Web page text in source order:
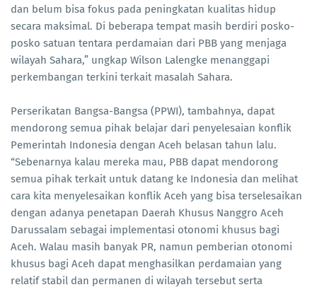
dan belum bisa fokus pada peningkatan kualitas hidup
secara maksimal. Di beberapa tempat masih berdiri posko-
posko satuan tentara perdamaian dari PBB yang menjaga
wilayah Sahara,” ungkap Wilson Lalengke menanggapi
perkembangan terkini terkait masalah Sahara.
Perserikatan Bangsa-Bangsa (PPWI), tambahnya, dapat
mendorong semua pihak belajar dari penyelesaian konflik
Pemerintah Indonesia dengan Aceh belasan tahun lalu.
“Sebenarnya kalau mereka mau, PBB dapat mendorong
semua pihak terkait untuk datang ke Indonesia dan melihat
cara kita menyelesaikan konflik Aceh yang bisa terselesaikan
dengan adanya penetapan Daerah Khusus Nanggro Aceh
Darussalam sebagai implementasi otonomi khusus bagi
Aceh. Walau masih banyak PR, namun pemberian otonomi
khusus bagi Aceh dapat menghasilkan perdamaian yang
relatif stabil dan permanen di wilayah tersebut serta